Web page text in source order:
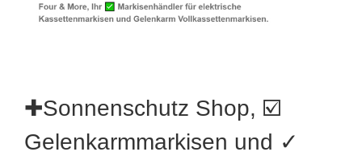
✚Sonnenschutz Shop, ☑️
Gelenkarmmarkisen und ✓